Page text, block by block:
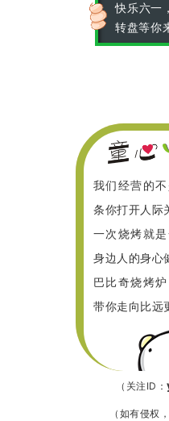
快乐六一
转盘等你
我们经营的
条你打开人际
一次烧烤就
身边人的身心
巴比奇烧烤
带你走向比远
（关注ID：
（如有侵权